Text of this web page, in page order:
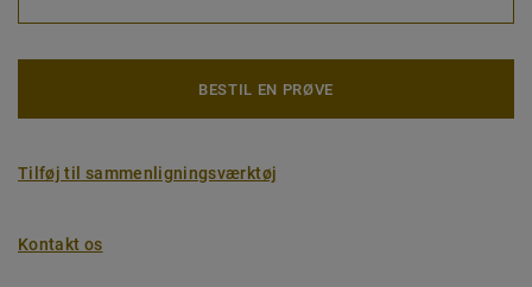
BESTIL EN PRØVE
Tilføj til sammenligningsværktøj
Kontakt os